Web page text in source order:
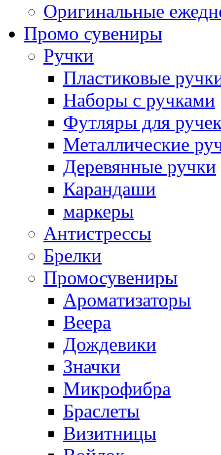
Оригинальные
Промо сувениры
Ручки
Пластиковые
Наборы с ручками
Футляры для
Металлические
Деревянные ручки
Карандаши
маркеры
Антистрессы
Брелки
Промосувениры
Ароматизаторы
Веера
Дождевики
Значки
Микрофибра
Браслеты
Визитницы